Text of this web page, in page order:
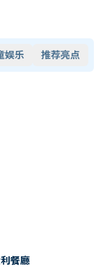
娱乐 推荐亮点
餐廳